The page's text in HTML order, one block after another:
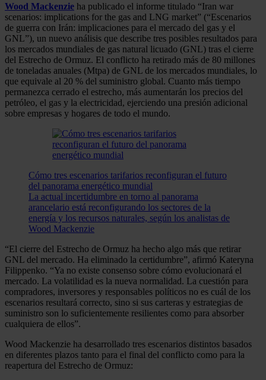
Wood Mackenzie ha publicado el informe titulado “Iran war
scenarios: implications for the gas and LNG market” (“Escenarios
de guerra con Irán: implicaciones para el mercado del gas y el
GNL”), un nuevo análisis que describe tres posibles resultados para
los mercados mundiales de gas natural licuado (GNL) tras el cierre
del Estrecho de Ormuz. El conflicto ha retirado más de 80 millones
de toneladas anuales (Mtpa) de GNL de los mercados mundiales, lo
que equivale al 20 % del suministro global. Cuanto más tiempo
permanezca cerrado el estrecho, más aumentarán los precios del
petróleo, el gas y la electricidad, ejerciendo una presión adicional
sobre empresas y hogares de todo el mundo.
Cómo tres escenarios tarifarios reconfiguran el futuro
del panorama energético mundial
La actual incertidumbre en torno al panorama
arancelario está reconfigurando los sectores de la
energía y los recursos naturales, según los analistas de
Wood Mackenzie
“El cierre del Estrecho de Ormuz ha hecho algo más que retirar
GNL del mercado. Ha eliminado la certidumbre”, afirmó Kateryna
Filippenko. “Ya no existe consenso sobre cómo evolucionará el
mercado. La volatilidad es la nueva normalidad. La cuestión para
compradores, inversores y responsables políticos no es cuál de los
escenarios resultará correcto, sino si sus carteras y estrategias de
suministro son lo suficientemente resilientes como para absorber
cualquiera de ellos”.
Wood Mackenzie ha desarrollado tres escenarios distintos basados
en diferentes plazos tanto para el final del conflicto como para la
reapertura del Estrecho de Ormuz: